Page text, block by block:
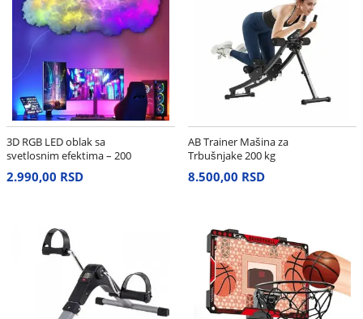
3D RGB LED oblak sa
svetlosnim efektima – 200
cm
2.990,00 RSD
AB Trainer Mašina za
Trbušnjake 200 kg
8.500,00 RSD